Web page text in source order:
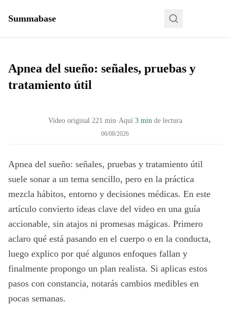
Summabase
Apnea del sueño: señales, pruebas y
tratamiento útil
Video original 221 min·Aquí 3 min de lectura
06/08/2026
Apnea del sueño: señales, pruebas y tratamiento útil
suele sonar a un tema sencillo, pero en la práctica
mezcla hábitos, entorno y decisiones médicas. En este
artículo convierto ideas clave del video en una guía
accionable, sin atajos ni promesas mágicas. Primero
aclaro qué está pasando en el cuerpo o en la conducta,
luego explico por qué algunos enfoques fallan y
finalmente propongo un plan realista. Si aplicas estos
pasos con constancia, notarás cambios medibles en
pocas semanas.